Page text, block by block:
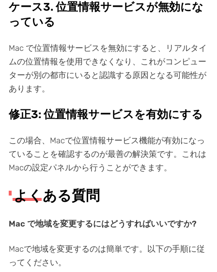
ケース3. 位置情報サービスが無効にな
っている
Mac で位置情報サービスを無効にすると、リアルタイ
ムの位置情報を使用できなくなり、これがコンピュー
ターが別の都市にいると認識する原因となる可能性が
あります。
修正3: 位置情報サービスを有効にする
この場合、Macで位置情報サービス機能が有効になっ
ていることを確認するのが最善の解決策です。これは
Macの設定パネルから行うことができます。
よくある質問
Mac で地域を変更するにはどうすればいいですか?
Macで地域を変更するのは簡単です。以下の手順に従
ってください。